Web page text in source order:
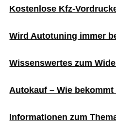
Kostenlose Kfz-
Wird Autotuning immer
Wissenswertes zum
Autokauf – Wie
Informationen zum